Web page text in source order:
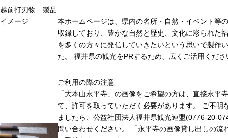
越前打刃物 製品
イメージ
本ホームページは、県内の名所・自然・イベント等
収録しており、豊かな自然と歴史、文化に彩られた
を多くの方々に発信していきたいという思いで製作
た。 福井県の観光をPRするため、広くご活用くださ
ご利用の際の注意
「大本山永平寺」の画像をご希望の方は、直接永平
て、許可を取っていただく必要があります。 ご不明
ましたら、公益社団法人福井県観光連盟(0776-20-
問い合わせください。 「永平寺の画像貸し出しの流